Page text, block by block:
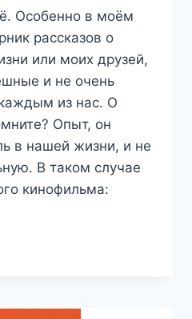
Особенно в моём
рассказов о
или моих друзей,
и не очень
из нас. О
Опыт, он
в нашей жизни, и не
В таком случае
кинофильма: